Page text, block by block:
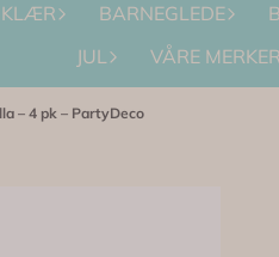
KLÆR BARNEGLEDE
JUL
VÅRE MERKER
– 4 pk – PartyDeco